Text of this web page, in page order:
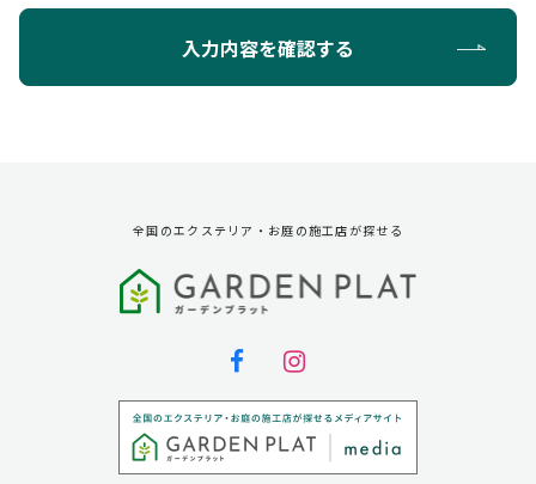
ように定め、保護に努めております。
第三者への提供
弊社は法律で定められている場合を除いて、お客様の個
個人情報の取扱い業務の委託
弊社は事業運営上、お客様により良いサービスを提供す
るために業務の一部を外部に委託しており、業務委託先
入力内容を確認する
全国のエクステリア・お庭の施工店が探せる